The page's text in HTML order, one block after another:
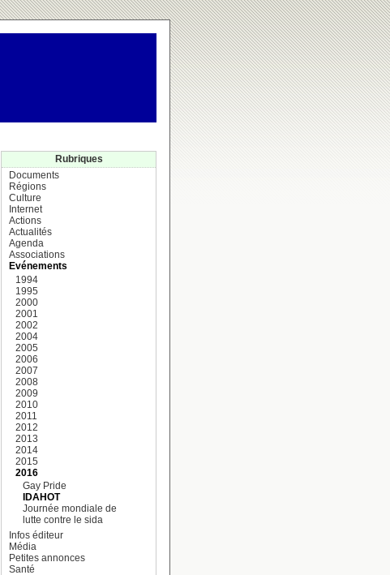
Rubriques
Documents
Régions
Culture
Internet
Actions
Actualités
Agenda
Associations
Evénements
1994
1995
2000
2001
2002
2004
2005
2006
2007
2008
2009
2010
2011
2012
2013
2014
2015
2016
Gay Pride
IDAHOT
Journée mondiale de
lutte contre le sida
Infos éditeur
Média
Petites annonces
Santé